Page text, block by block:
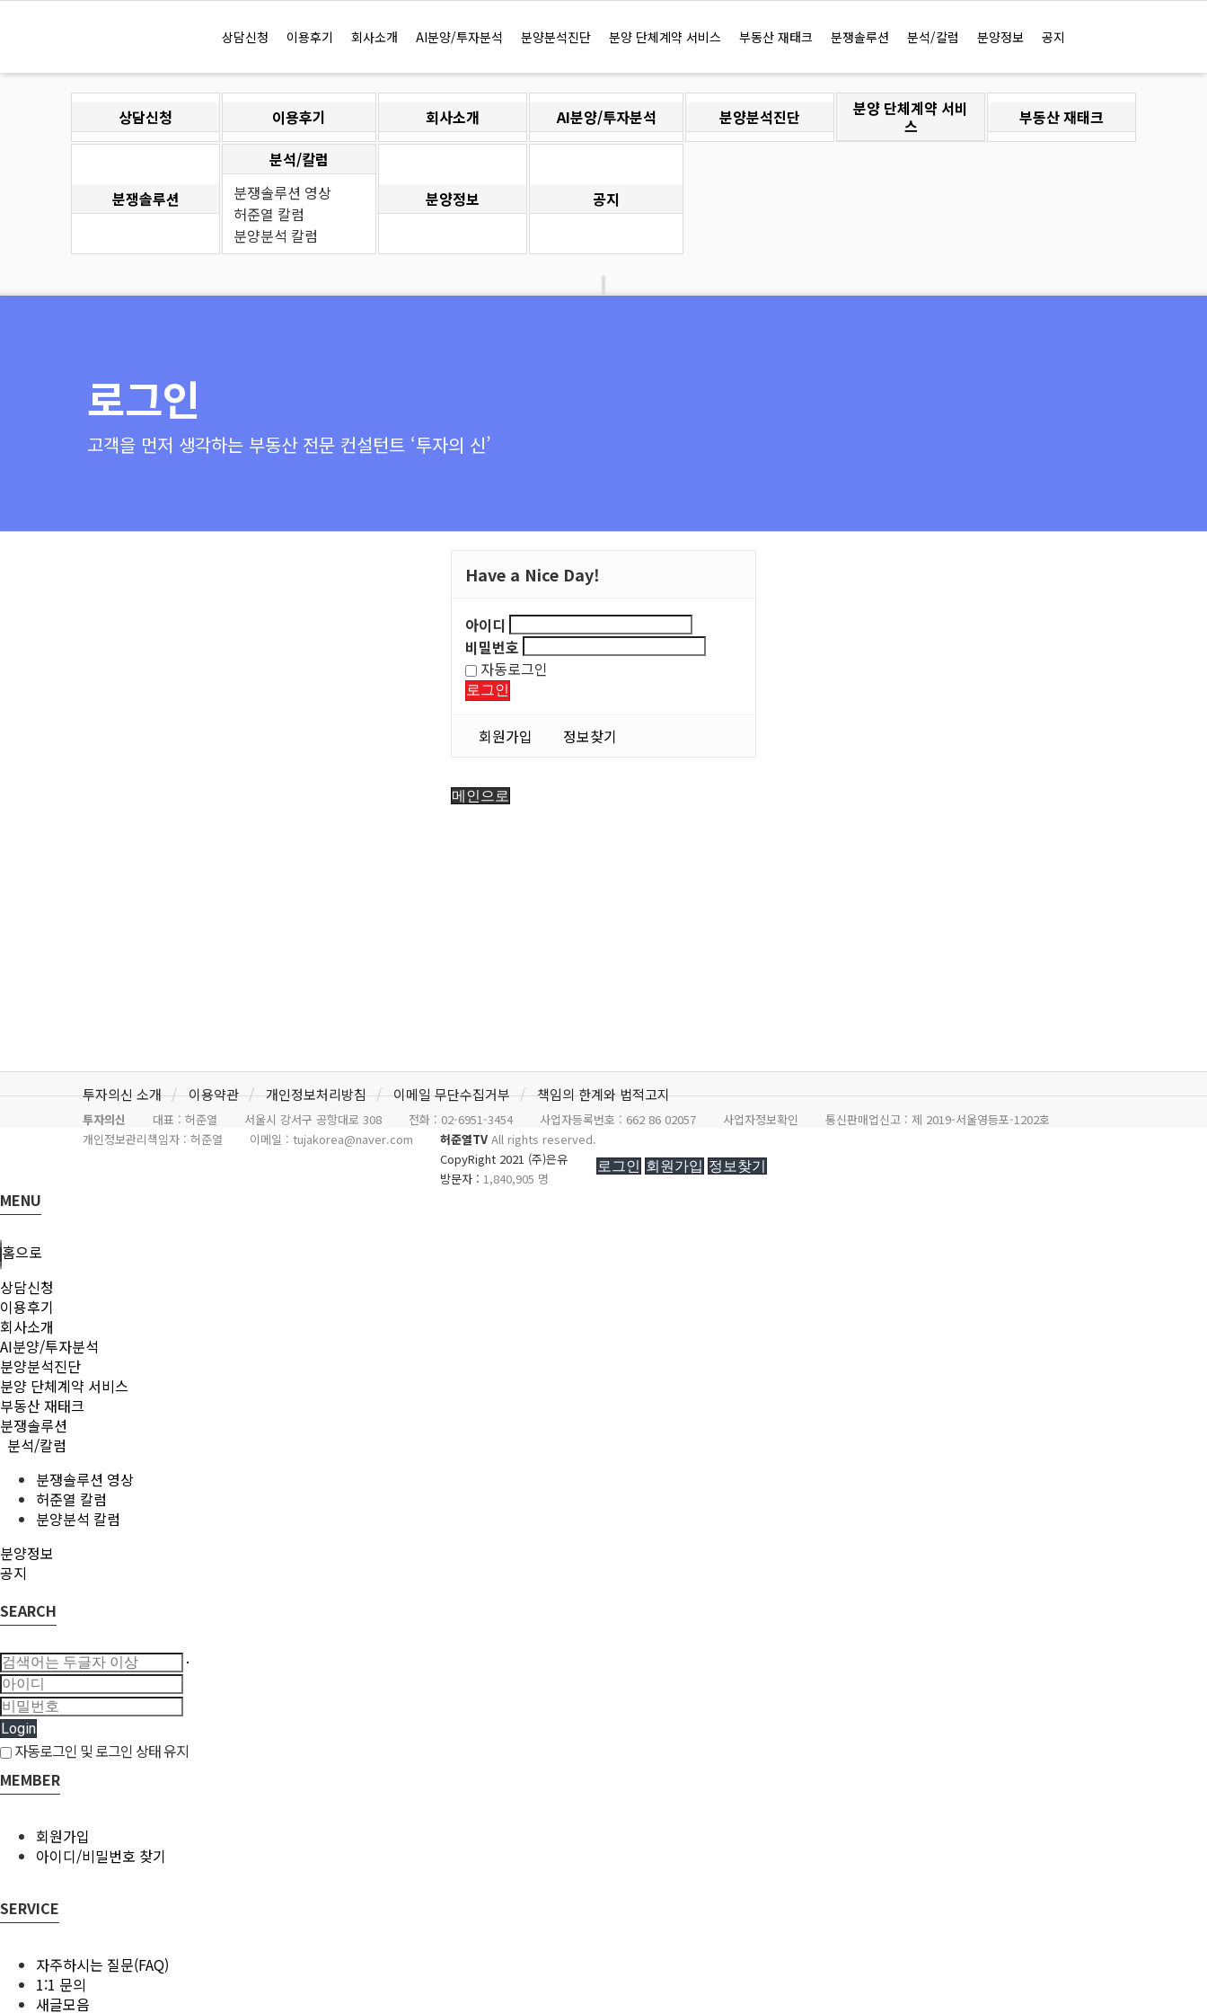
상담신청 이용후기 회사소개 AI분양/투자분석 분양분석진단 분양 단체계약 서비스 부동산 재태크 분쟁솔루션 분석/칼럼 분양정보 공지
상담신청 이용후기 회사소개 AI분양/투자분석 분양분석진단
분양 단체계약 서비
스
부동산 재태크
분쟁솔루션
분석/칼럼
분쟁솔루션 영상
허준열 칼럼
분양분석 칼럼
분양정보 공지
로그인
고객을 먼저 생각하는 부동산 전문 컨설턴트 ‘투자의 신’
Have a Nice Day!
아이디
비밀번호
자동로그인
로그인
회원가입 정보찾기
메인으로
투자의신 소개 이용약관 개인정보처리방침 이메일 무단수집거부 책임의 한계와 법적고지
투자의신 대표 : 허준열 서울시 강서구 공항대로 308 전화 : 02-6951-3454 사업자등록번호 : 662 86 02057 사업자정보확인 통신판매업신고 : 제 2019-서울영등포-1202호
개인정보관리책임자 : 허준열
이메일 : tujakorea@naver.com 허준열TV All rights reserved.
CopyRight 2021 (주)은유
방문자 : 1,840,905 명
로그인 회원가입 정보찾기
MENU
홈으로
상담신청
이용후기
회사소개
AI분양/투자분석
분양분석진단
분양 단체계약 서비스
부동산 재태크
분쟁솔루션
분석/칼럼
분쟁솔루션 영상
허준열 칼럼
분양분석 칼럼
분양정보
공지
SEARCH
Login
자동로그인 및 로그인 상태 유지
MEMBER
회원가입
아이디/비밀번호 찾기
SERVICE
자주하시는 질문(FAQ)
1:1 문의
새글모음